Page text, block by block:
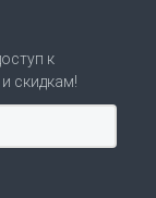
к
скидкам!